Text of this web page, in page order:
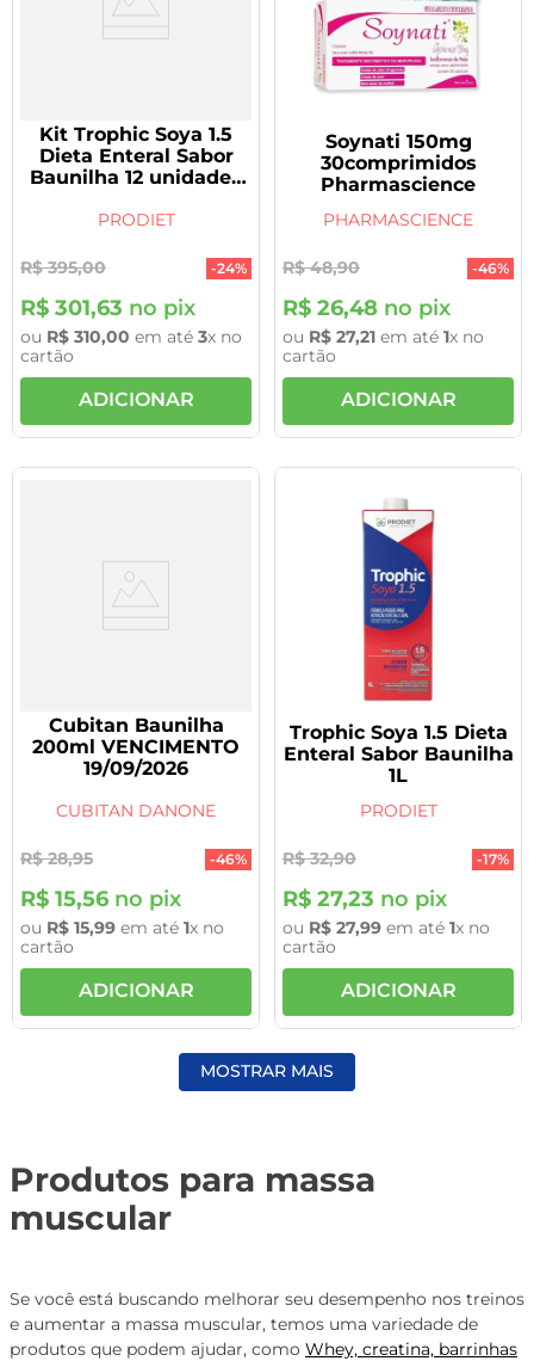
Kit Trophic Soya 1.5
Dieta Enteral Sabor
Baunilha 12 unidades
PRODIET
R$ 395,00 -24%
R$ 301,63 no pix
ou R$ 310,00 em até 3x no
cartão
ADICIONAR
Soynati 150mg
30comprimidos
Pharmascience
PHARMASCIENCE
R$ 48,90 -46%
R$ 26,48 no pix
ou R$ 27,21 em até 1x no
cartão
ADICIONAR
Cubitan Baunilha
200ml VENCIMENTO
19/09/2026
CUBITAN DANONE
R$ 28,95 -46%
R$ 15,56 no pix
ou R$ 15,99 em até 1x no
cartão
ADICIONAR
Trophic Soya 1.5 Dieta
Enteral Sabor Baunilha
1L
PRODIET
R$ 32,90 -17%
R$ 27,23 no pix
ou R$ 27,99 em até 1x no
cartão
ADICIONAR
MOSTRAR MAIS
Produtos para massa
muscular
Se você está buscando melhorar seu desempenho nos treinos
e aumentar a massa muscular, temos uma variedade de
produtos que podem ajudar, como Whey, creatina, barrinhas